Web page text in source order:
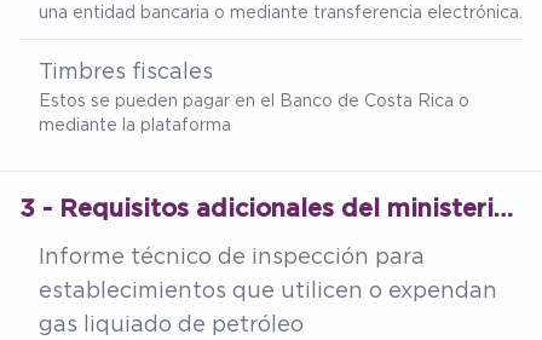
una entidad bancaria o mediante transferencia electrónica.
Timbres fiscales
Estos se pueden pagar en el Banco de Costa Rica o
mediante la plataforma
3 - Requisitos adicionales del ministerio de salud
Informe técnico de inspección para
establecimientos que utilicen o expendan
gas liquiado de petróleo